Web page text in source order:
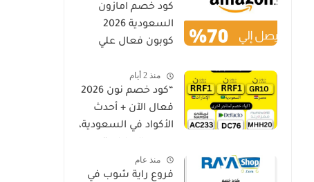
كود خصم امازون
السعودية 2026
كوبون فعال علي
Amazon.sa
منذ 2 أيام
“كود خصم نون 2026
فعال الآن + أحدث
الأكواد في السعودية،
منذ عام
فروع راية شوب في